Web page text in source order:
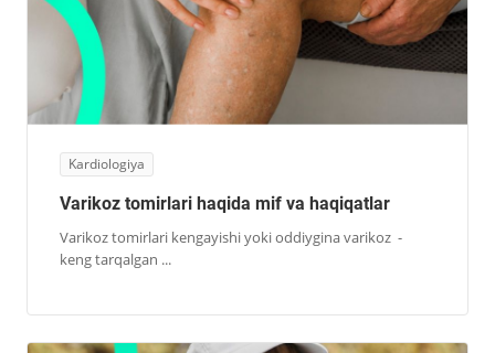
Kardiologiya
Varikoz tomirlari kengayishi yoki oddiygina varikoz -
keng tarqalgan ...
Varikoz tomirlari haqida mif va haqiqatlar